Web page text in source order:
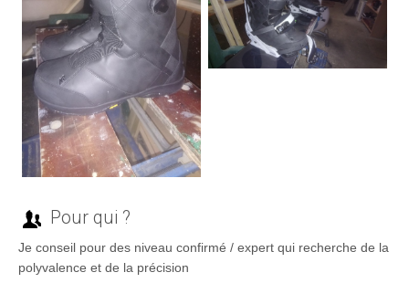
Pour qui ?
Je conseil pour des niveau confirmé / expert qui recherche de la
polyvalence et de la précision